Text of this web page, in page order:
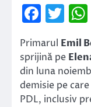
Primarul Emil
sprijină pe
din luna
demisie pe
PDL, inclusiv